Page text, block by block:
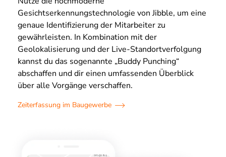
Gesichtserkennungstechnologie von Jibble, um eine
genaue Identifizierung der Mitarbeiter zu
gewährleisten. In Kombination mit der
Geolokalisierung und der Live-Standortverfolgung
kannst du das sogenannte „Buddy Punching“
abschaffen und dir einen umfassenden Überblick
über alle Vorgänge verschaffen.
Zeiterfassung im Baugewerbe